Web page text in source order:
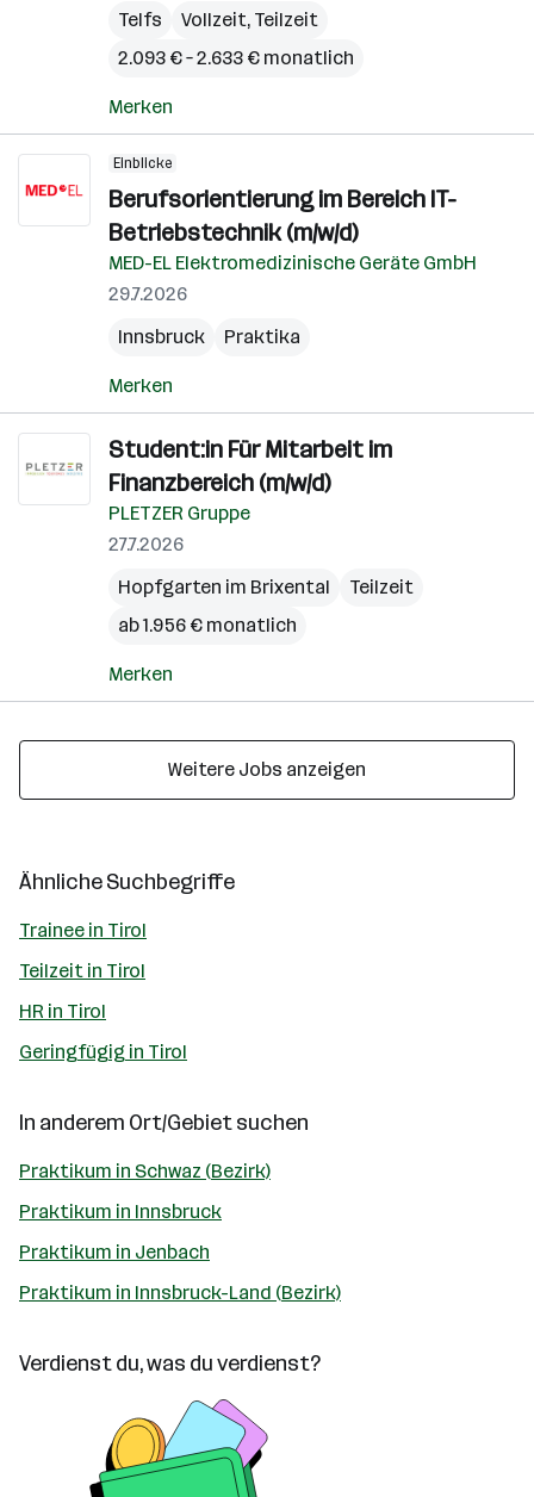
Telfs
Vollzeit, Teilzeit
2.093 € – 2.633 € monatlich
Merken
Einblicke
Berufsorientierung im Bereich IT-
Betriebstechnik (m/w/d)
MED-EL Elektromedizinische Geräte GmbH
29.7.2026
Innsbruck
Praktika
Merken
Student:in Für Mitarbeit im
Finanzbereich (m/w/d)
PLETZER Gruppe
27.7.2026
Hopfgarten im Brixental
Teilzeit
ab 1.956 € monatlich
Merken
Weitere Jobs anzeigen
Ähnliche Suchbegriffe
Trainee in Tirol
Teilzeit in Tirol
HR in Tirol
Geringfügig in Tirol
In anderem Ort/Gebiet suchen
Praktikum in Schwaz (Bezirk)
Praktikum in Innsbruck
Praktikum in Jenbach
Praktikum in Innsbruck-Land (Bezirk)
Verdienst du, was du verdienst?